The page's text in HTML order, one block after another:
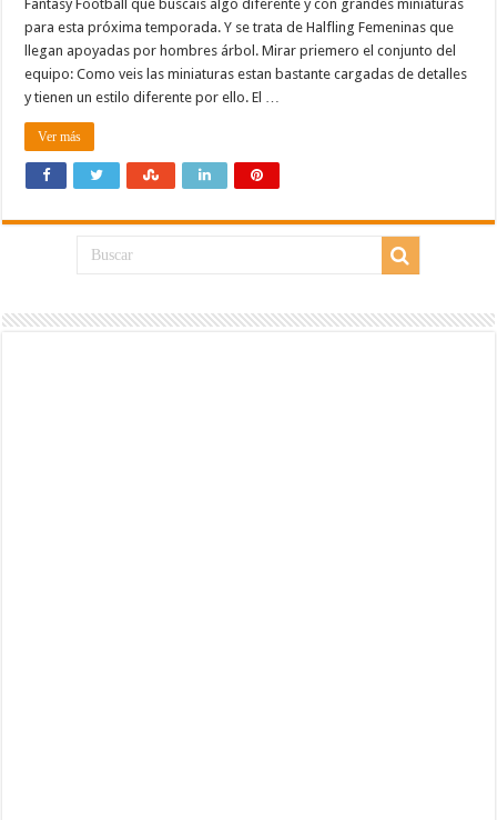
Fantasy Football que buscais algo diferente y con grandes miniaturas
para esta próxima temporada. Y se trata de Halfling Femeninas que
llegan apoyadas por hombres árbol. Mirar priemero el conjunto del
equipo: Como veis las miniaturas estan bastante cargadas de detalles
y tienen un estilo diferente por ello. El …
Ver más